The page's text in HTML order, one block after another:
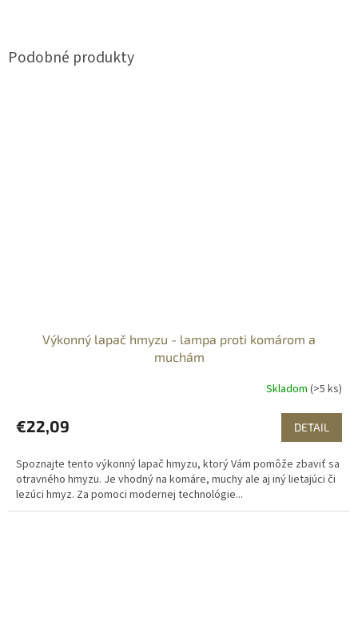
Výkonný lapač hmyzu - lampa proti komárom a
muchám
Skladom (>5 ks)
€22,09 DETAIL
Spoznajte tento výkonný lapač hmyzu, ktorý Vám pomôže zbaviť sa
otravného hmyzu. Je vhodný na komáre, muchy ale aj iný lietajúci či
lezúci hmyz. Za pomoci modernej technológie...